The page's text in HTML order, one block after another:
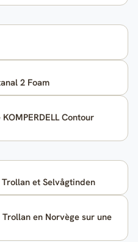
2 Foam
Contour
et Selvågtinden
en Norvège sur une